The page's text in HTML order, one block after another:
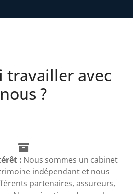
travailler avec
nous ?
: Nous sommes un cabinet
indépendant et nous
partenaires, assureurs,